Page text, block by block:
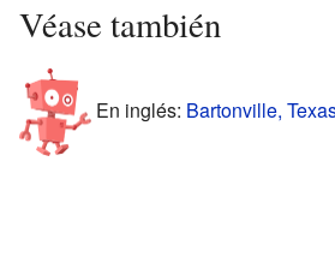
Véase también
En inglés: Bartonville,